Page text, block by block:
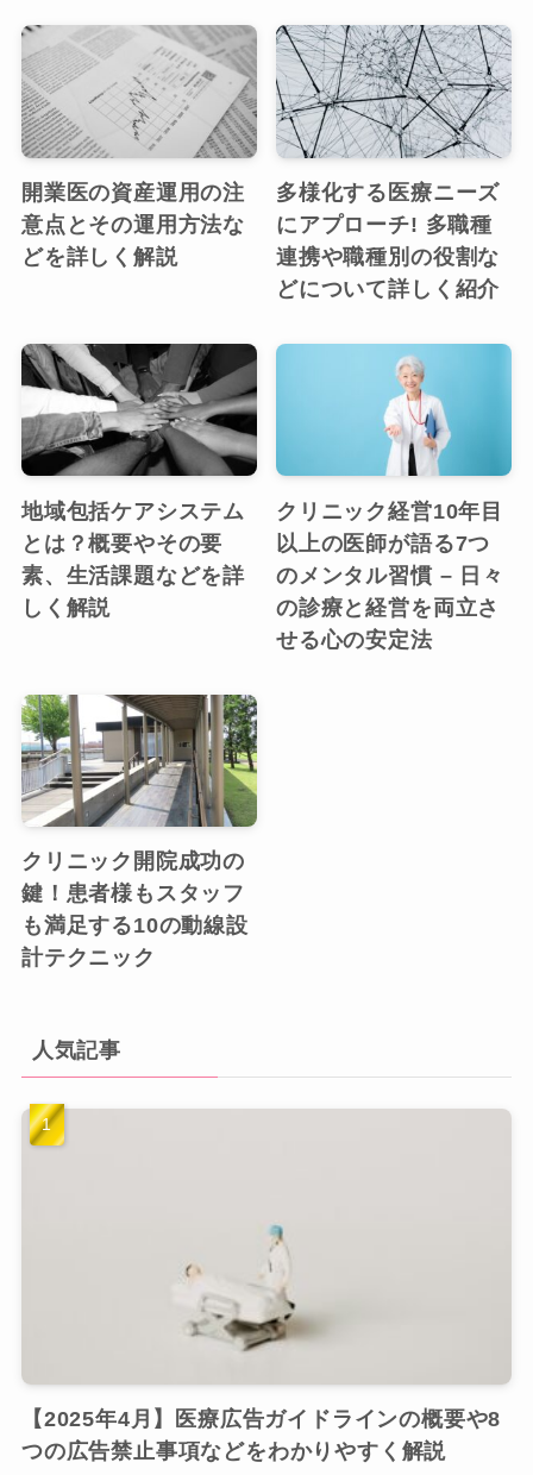
開業医の資産運用の注
意点とその運用方法な
どを詳しく解説
多様化する医療ニーズ
にアプローチ! 多職種
連携や職種別の役割な
どについて詳しく紹介
地域包括ケアシステム
とは？概要やその要
素、生活課題などを詳
しく解説
クリニック経営10年目
以上の医師が語る7つ
のメンタル習慣 – 日々
の診療と経営を両立さ
せる心の安定法
クリニック開院成功の
鍵！患者様もスタッフ
も満足する10の動線設
計テクニック
人気記事
【2025年4月】医療広告ガイドラインの概要や8
つの広告禁止事項などをわかりやすく解説